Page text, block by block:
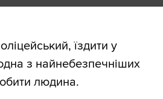
їздити у
з найнебезпечніших
людина.